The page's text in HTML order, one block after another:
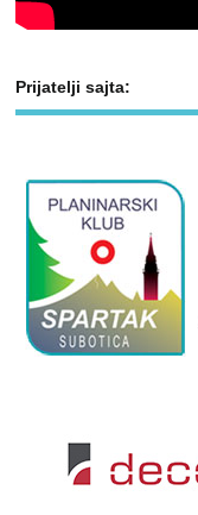
Prijatelji sajta: